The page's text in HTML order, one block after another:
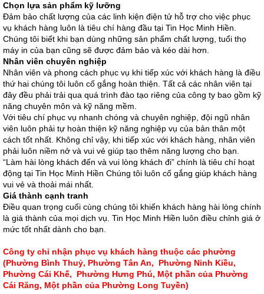
Chọn lựa sản phẩm kỹ lưỡng
Đảm bảo chất lượng của các linh kiện điện tử hỗ trợ cho việc phục
vụ khách hàng luôn là tiêu chí hàng đầu tại Tin Học Minh Hiền.
Chúng tôi biết khi bạn dùng những sản phẩm chất lượng, tuổi thọ
máy in của bạn cũng sẽ được đảm bảo và kéo dài hơn.
Nhân viên chuyên nghiệp
Nhân viên và phong cách phục vụ khi tiếp xúc với khách hàng là điều
thứ hai chúng tôi luôn cố gắng hoàn thiện. Tất cả các nhân viên tại
đây đều phải trải qua quá trình đào tạo riêng của công ty bao gồm kỹ
năng chuyên môn và kỹ năng mềm.
Với tiêu chí phục vụ nhanh chóng và chuyên nghiệp, đội ngũ nhân
viên luôn phải tự hoàn thiện kỹ năng nghiệp vụ của bản thân một
cách tốt nhất. Không chỉ vậy, khi tiếp xúc với khách hàng, nhân viên
phải luôn niềm nở và vui vẻ giúp tạo thêm năng lượng cho bạn.
“Làm hài lòng khách đến và vui lòng khách đi” chính là tiêu chí hoạt
động tại Tin Học Minh Hiền Chúng tôi luôn cố gắng giúp khách hàng
vui vẻ và thoải mái nhất.
Giá thành cạnh tranh
Điều quan trọng cuối cùng chúng tôi khiến khách hàng hài lòng chính
là giá thành của mọi dịch vụ. Tin Học Minh Hiền luôn điều chỉnh giá ở
mức tốt nhất dành cho bạn.
Công ty chỉ nhận phục vụ khách hàng thuộc các phường
(Phường Bình Thuỷ, Phường Tân An, Phường Ninh Kiều,
Phường Cái Khế, Phường Hưng Phú, Một phần của Phường
Cái Răng, Một phần của Phường Long Tuyền)